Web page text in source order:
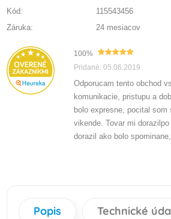
Kód:
115543456
Záruka:
24 mesiacov
100%
Pridané: 05.06.2019
Odporucam tento obchod
komunikacie, pristupu a
bolo expresne, pocital
vikende. Tovar mi
dorazil ako bolo
Popis Technické